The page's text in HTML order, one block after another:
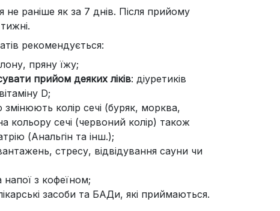
не раніше як за 7 днів. Після прийому
рекомендується:
пряну їжу;
прийом деяких ліків: діуретиків
D;
колір сечі (буряк, морква,
кольору сечі (червоний колір) також
(Анальгін та інш.);
стресу, відвідування сауни чи
з кофеїном;
засоби та БАДи, які приймаються.